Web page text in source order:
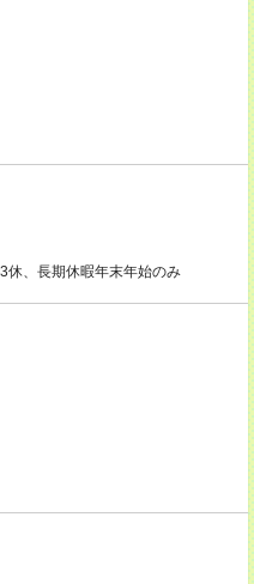
休、長期休暇年末年始のみ